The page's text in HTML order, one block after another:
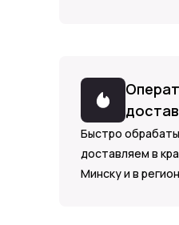
Быстро
доставляем в
Минску и в